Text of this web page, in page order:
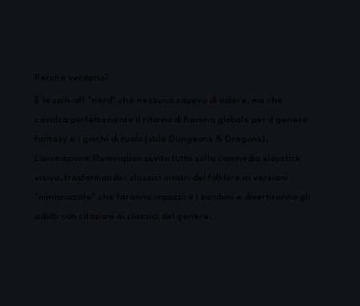
Perchè verderlo?
È lo spin-off "nerd" che nessuno sapeva di volere, ma che
cavalca perfettamente il ritorno di fiamma globale per il genere
fantasy e i giochi di ruolo (stile Dungeons & Dragons).
L'animazione Illumination punta tutto sulla commedia slapstick
visiva, trasformando i classici mostri del folklore in versioni
"minionizzate" che faranno impazzire i bambini e divertiranno gli
adulti con citazioni ai classici del genere.